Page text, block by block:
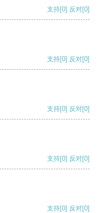
支持[0] 反对[0]
支持[0] 反对[0]
支持[0] 反对[0]
支持[0] 反对[0]
支持[0] 反对[0]